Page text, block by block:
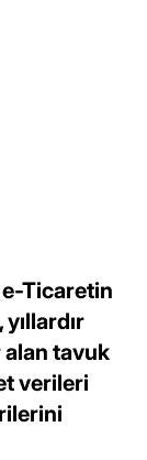
e-Ticaretin
tavuk
verileri